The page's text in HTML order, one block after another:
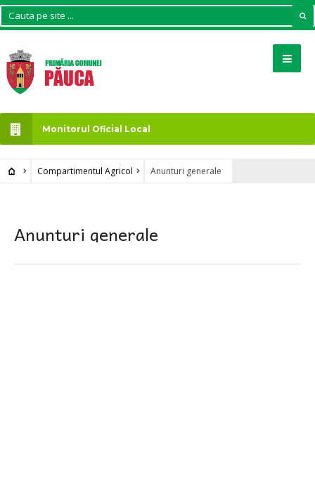
Monitorul Oficial Local
Compartimentul Agricol Anunturi generale
Anunturi generale